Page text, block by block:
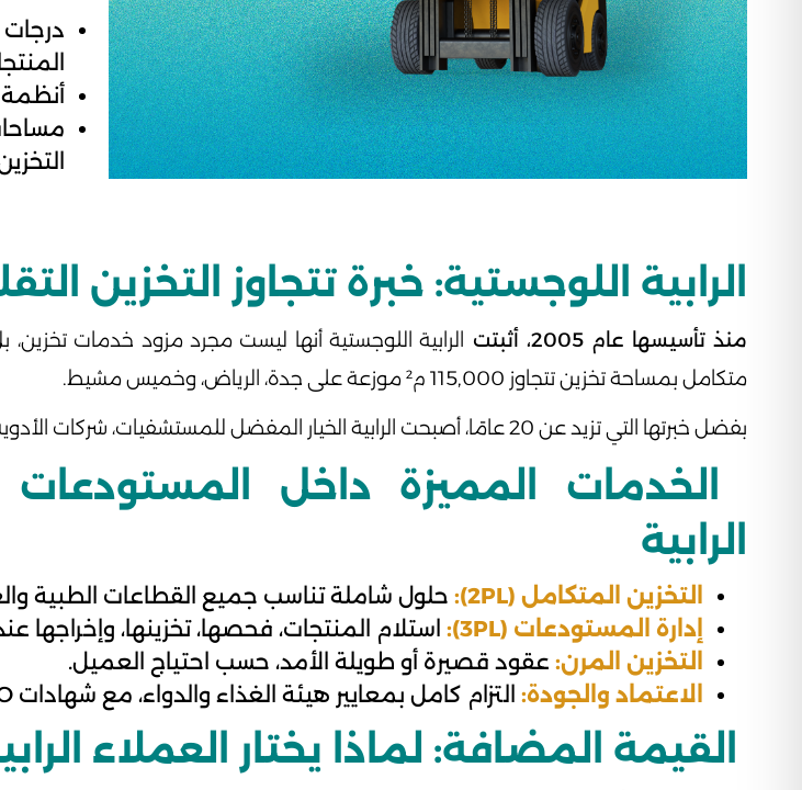
أنظمة
الرابية اللوجستية: خبرة تتجاوز التخزين
منذ تأسيسها عام 2005، أثبتت
الرابية اللوجستية أنها ليست مجرد مزود خدمات
متكامل بمساحة تخزين تتجاوز 115,000 م² موزعة على جدة، الرياض، وخميس مشيط.
بفضل خبرتها التي تزيد عن 20 عامًا، أصبحت الرابية الخيار المفضل للمستشفيات، شركات الأدوية، وموردي المستلزمات الطبية الذين يبحثون عن حلول تخزين آمنة وفعالة.
الخدمات المميزة داخل
الرابية
التخزين المتكامل (2PL):
حلول شاملة تناسب جميع القطاعات الطبية
إدارة المستودعات (3PL):
استلام المنتجات، فحصها، تخزينها، وإخراجها
التخزين المرن: عقود قصيرة أو طويلة الأمد، حسب احتياج العميل.
الاعتماد والجودة: التزام كامل بمعايير هيئة الغذاء والدواء، مع شهادات ISO لضمان الجودة.
القيمة المضافة: لماذا يختار العملاء